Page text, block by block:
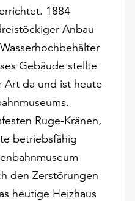
1884
Anbau
Gebäude stellte
Art da und ist heute
Ruge-Kränen,
betriebsfähig
den Zerstörungen
heutige Heizhaus